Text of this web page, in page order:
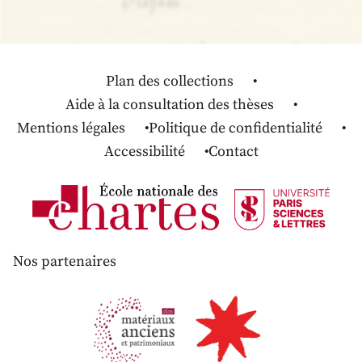
Plan des collections
Aide à la consultation des thèses
Mentions légales
Politique de confidentialité
Accessibilité
Contact
Nos partenaires